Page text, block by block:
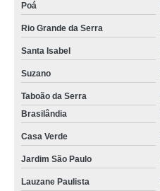
Poá
Rio Grande da Serra
Santa Isabel
Suzano
Taboão da Serra
Brasilândia
Casa Verde
Jardim São Paulo
Lauzane Paulista